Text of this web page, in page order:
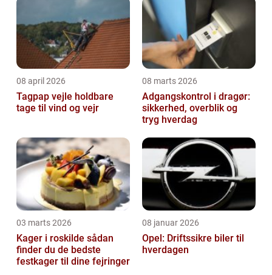
08 april 2026
Tagpap vejle holdbare
tage til vind og vejr
08 marts 2026
Adgangskontrol i dragør:
sikkerhed, overblik og
tryg hverdag
03 marts 2026
Kager i roskilde sådan
finder du de bedste
festkager til dine fejringer
08 januar 2026
Opel: Driftssikre biler til
hverdagen